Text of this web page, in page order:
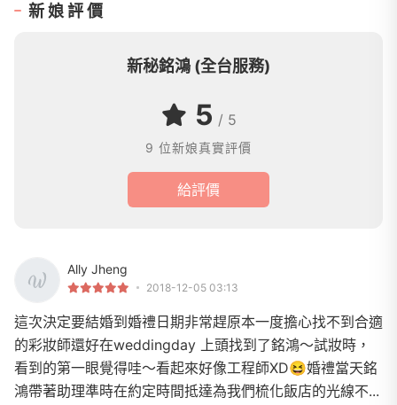
新娘評價
新秘銘鴻 (全台服務)
5 / 5
9 位新娘真實評價
給評價
Ally Jheng
2018-12-05 03:13
這次決定要結婚到婚禮日期非常趕原本一度擔心找不到合適
的彩妝師還好在weddingday 上頭找到了銘鴻～試妝時，
看到的第一眼覺得哇～看起來好像工程師XD😆婚禮當天銘
鴻帶著助理準時在約定時間抵達為我們梳化飯店的光線不...